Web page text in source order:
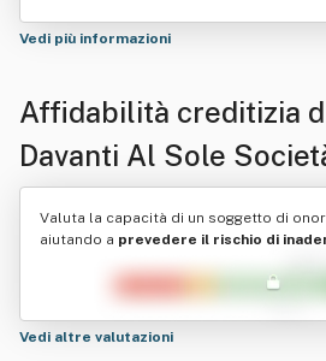
Vedi più informazioni
Affidabilità creditizia
Davanti Al Sole
Sociale A R.l.
Valuta la capacità di un soggetto di
aiutando a prevedere il rischio di
Vedi altre valutazioni